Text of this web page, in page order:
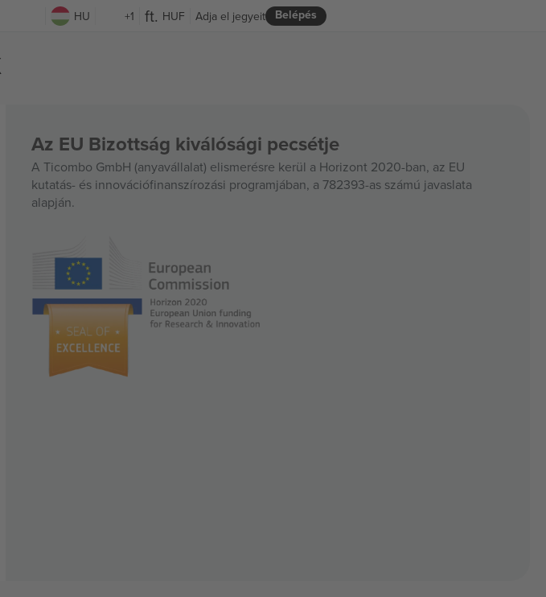
HU +1 HUF Belépés
Adja el jegyeit
Az EU Bizottság kiválósági pecsétje
A Ticombo GmbH (anyavállalat) elismerésre kerül a Horizont 2020-ban, az EU
kutatás- és innovációfinanszírozási programjában, a 782393-as számú javaslata
alapján.